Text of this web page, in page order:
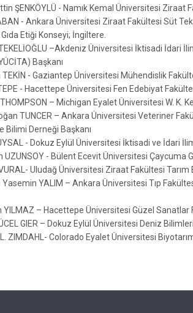
ŞENKÖYLÜ - Namık Kemal Üniversitesi Ziraat
- Ankara Üniversitesi Ziraat Fakültesi Süt
Etiği Konseyi; İngiltere.
–Akdeniz Üniversitesi İktisadi İdari
Başkanı
TEKİN - Gaziantep Üniversitesi Mühendislik
- Hacettepe Üniversitesi Fen Edebiyat
– Michigan Eyalet Üniversitesi W. K.
TUNCER – Ankara Üniversitesi Veteriner
Bilimi Derneği Başkanı
- Dokuz Eylül Üniversitesi İktisadi ve İdari
UZUNSOY - Bülent Ecevit Üniversitesi Çaycuma
Uludağ Üniversitesi Ziraat Fakültesi
Yasemin YALIM – Ankara Üniversitesi Tıp
YILMAZ – Hacettepe Üniversitesi Güzel Sanatlar
GIER – Dokuz Eylül Üniversitesi Deniz
ZIMDAHL- Colorado Eyalet Üniversitesi